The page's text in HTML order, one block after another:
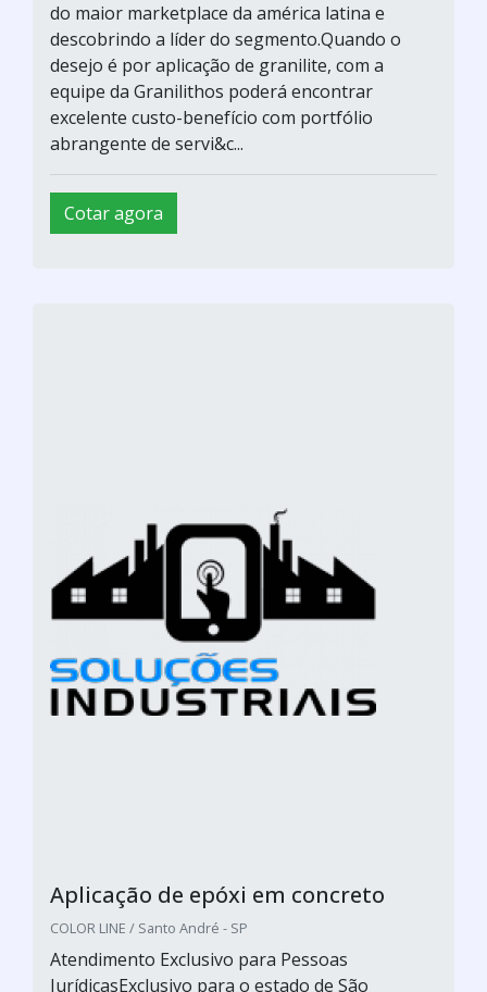
do maior marketplace da américa latina e
descobrindo a líder do segmento.Quando o
desejo é por aplicação de granilite, com a
equipe da Granilithos poderá encontrar
excelente custo-benefício com portfólio
abrangente de servi&c...
Cotar agora
Aplicação de epóxi em concreto
COLOR LINE / Santo André - SP
Atendimento Exclusivo para Pessoas
JurídicasExclusivo para o estado de São